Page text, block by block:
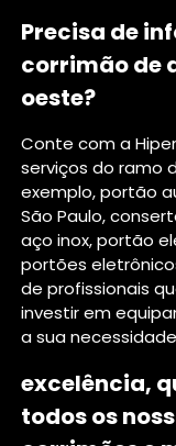
Precisa de
corrimão de
oeste?
Conte com a
serviços do ramo
exemplo, portão
São Paulo,
aço inox, portão
portões
de profissionais
investir em
a sua
excelência,
todos os